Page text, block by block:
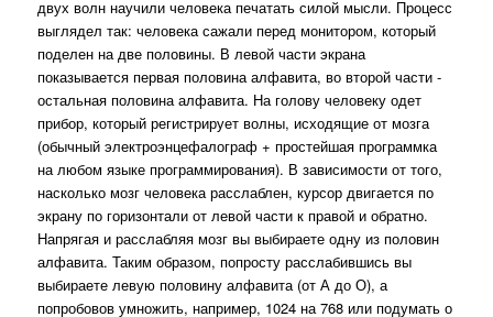
двух волн научили человека печатать силой мысли. Процесс
выглядел так: человека сажали перед монитором, который
поделен на две половины. В левой части экрана
показывается первая половина алфавита, во второй части -
остальная половина алфавита. На голову человеку одет
прибор, который регистрирует волны, исходящие от мозга
(обычный электроэнцефалограф + простейшая программка
на любом языке программирования). В зависимости от того,
насколько мозг человека расслаблен, курсор двигается по
экрану по горизонтали от левой части к правой и обратно.
Напрягая и расслабляя мозг вы выбираете одну из половин
алфавита. Таким образом, попросту расслабившись вы
выбираете левую половину алфавита (от А до О), а
попробовов умножить, например, 1024 на 768 или подумать о